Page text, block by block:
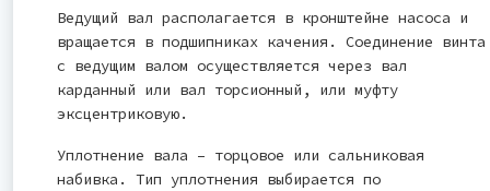
Ведущий вал располагается в кронштейне насоса и
вращается в подшипниках качения. Соединение винта
с ведущим валом осуществляется через вал
карданный или вал торсионный, или муфту
эксцентриковую.
Уплотнение вала – торцовое или сальниковая
набивка. Тип уплотнения выбирается по